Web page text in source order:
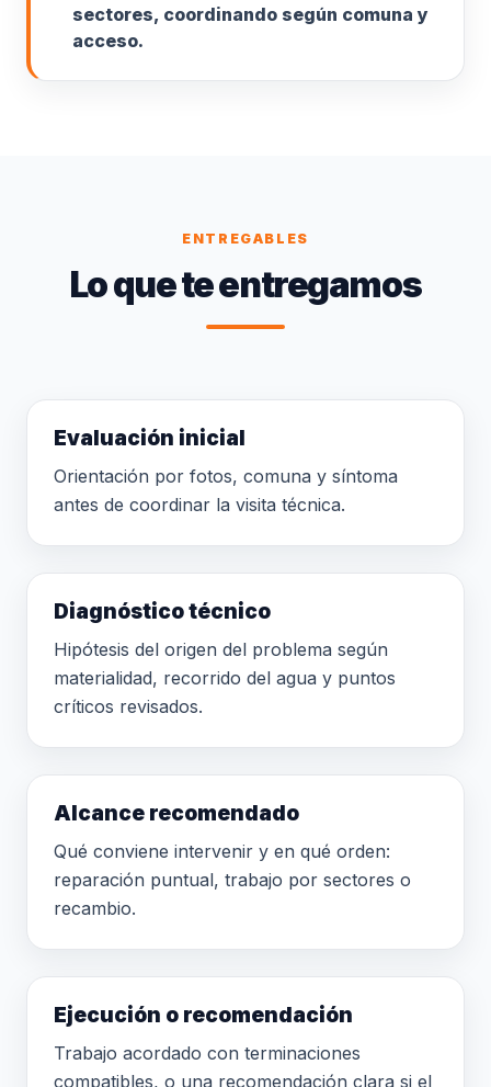
sectores, coordinando según comuna y
acceso.
ENTREGABLES
Lo que te entregamos
Evaluación inicial
Orientación por fotos, comuna y síntoma
antes de coordinar la visita técnica.
Diagnóstico técnico
Hipótesis del origen del problema según
materialidad, recorrido del agua y puntos
críticos revisados.
Alcance recomendado
Qué conviene intervenir y en qué orden:
reparación puntual, trabajo por sectores o
recambio.
Ejecución o recomendación
Trabajo acordado con terminaciones
compatibles, o una recomendación clara si el